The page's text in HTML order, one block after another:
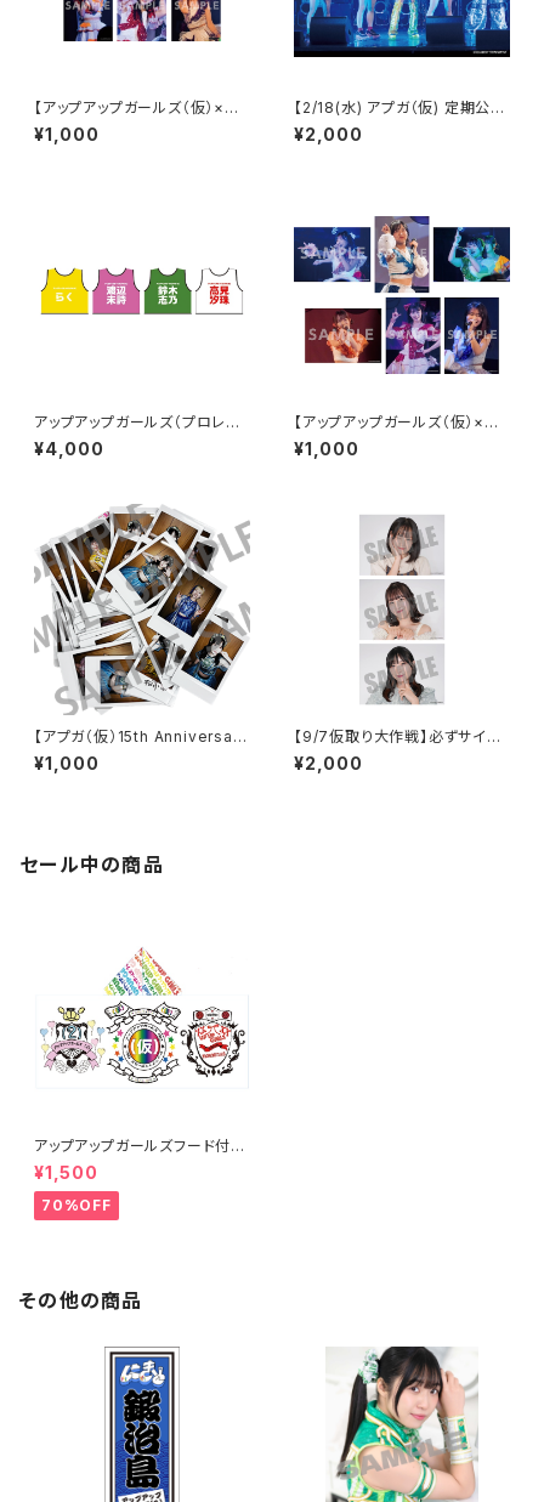
【アップアップガールズ（仮）×
（２）】2Lポートレート（夜公演）
¥1,000
【2/18(水) アプガ（仮) 定期公演
vol.4】ランダムサイン2Lポート
レート
¥2,000
アップアップガールズ（プロレス）
ビブス 2026ver.
¥4,000
【アップアップガールズ（仮）×
（２）】2Lポートレート（昼公演）
¥1,000
【アプガ（仮）15th Anniversar
y】新衣装 ランダムチェキ
¥1,000
【9/7仮取り大作戦】必ずサイン
入り！2Lポートレート
¥2,000
セール中の商品
アップアップガールズフード付き
タオル
¥1,500
70%OFF
その他の商品